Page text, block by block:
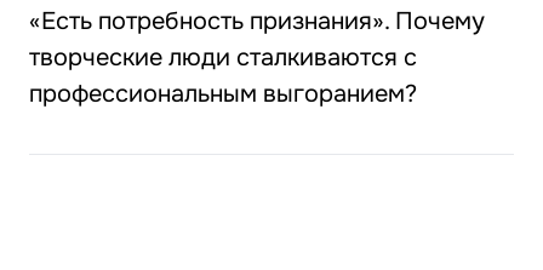
«Есть потребность признания». Почему
творческие люди сталкиваются с
профессиональным выгоранием?